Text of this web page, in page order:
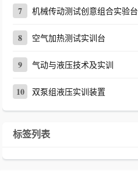
7 机械传动测试创意组合实验台
8 空气加热测试实训台
9 气动与液压技术及实训
10 双泵组液压实训装置
标签列表